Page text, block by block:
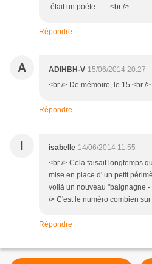
était un poéte........<br />
Répondre
A ADIHBH-V 15/06/2014 20:27
<br /> De mémoire, le 15.<br />
Répondre
I isabelle 14/06/2014 11:55
<br /> Cela faisait longtemps
mise en place d' un petit
voilà un nouveau "baignagne
/> C'est le numéro combien
Répondre